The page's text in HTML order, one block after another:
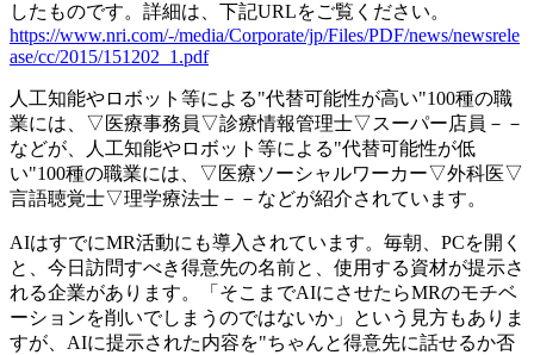
したものです。詳細は、下記URLをご覧ください。
https://www.nri.com/-/media/Corporate/jp/Files/PDF/news/newsrele
ase/cc/2015/151202_1.pdf
人工知能やロボット等による"代替可能性が高い"100種の職
業には、▽医療事務員▽診療情報管理士▽スーパー店員－－
などが、人工知能やロボット等による"代替可能性が低
い"100種の職業には、▽医療ソーシャルワーカー▽外科医▽
言語聴覚士▽理学療法士－－などが紹介されています。
AIはすでにMR活動にも導入されています。毎朝、PCを開く
と、今日訪問すべき得意先の名前と、使用する資材が提示さ
れる企業があります。「そこまでAIにさせたらMRのモチベ
ーションを削いでしまうのではないか」という見方もありま
すが、AIに提示された内容を"ちゃんと得意先に話せるか否